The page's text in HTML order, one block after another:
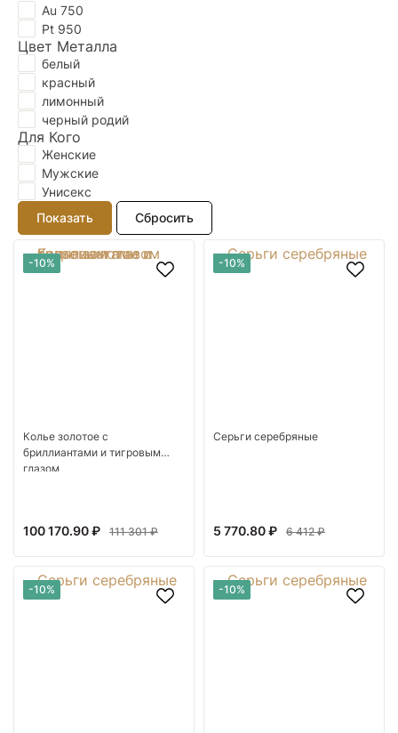
Au 750
Pt 950
Цвет Металла
белый
красный
лимонный
черный родий
Для Кого
Женские
Мужские
Унисекс
-10%
Колье золотое с
бриллиантами и тигровым
глазом
100 170.90 ₽ 111 301 ₽
-10%
Серьги серебряные
5 770.80 ₽ 6 412 ₽
-10% -10%